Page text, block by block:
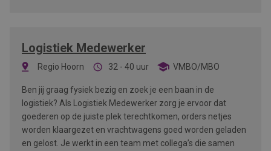
Logistiek Medewerker
Regio Hoorn 32 - 40 uur VMBO/MBO
Ben jij graag fysiek bezig en zoek je een baan in de
logistiek? Als Logistiek Medewerker zorg je ervoor dat
goederen op de juiste plek terechtkomen, orders netjes
worden klaargezet en vrachtwagens goed worden geladen
en gelost. Je werkt in een team met collega’s die samen